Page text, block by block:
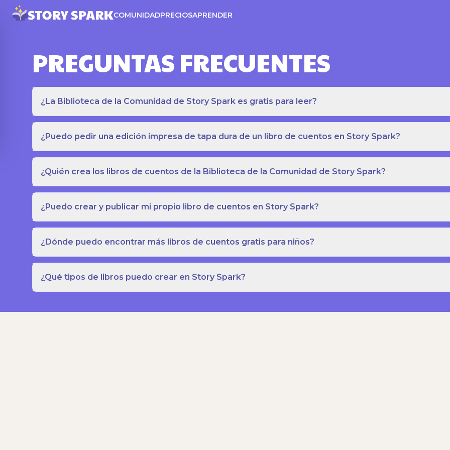
COMUNIDADPRECIOSAPRENDER
PREGUNTAS FRECUENTES
¿La Biblioteca de la Comunidad de Story Spark es gratis para leer?
¿Puedo pedir una edición impresa de tapa dura de un libro de cuentos en Story Spark?
¿Quién crea los libros de cuentos de la Biblioteca de la Comunidad de Story Spark?
¿Puedo crear y publicar mi propio libro de cuentos en Story Spark?
¿Dónde puedo encontrar más libros de cuentos gratis para niños?
¿Qué tipos de libros puedo crear en Story Spark?